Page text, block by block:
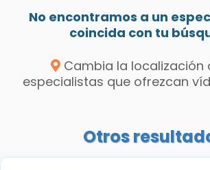
No encontramos a un
coincida con tu
Cambia la localización
especialistas que ofrezcan
Otros